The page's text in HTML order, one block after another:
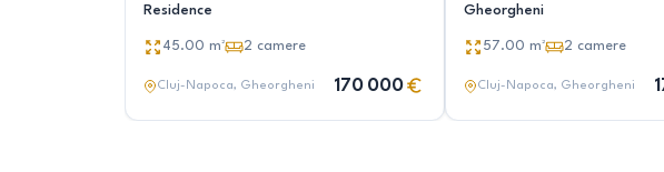
Residence
45.00 m² 2 camere
Cluj-Napoca, Gheorgheni 170 000
Gheorgheni
57.00 m² 2 camere
Cluj-Napoca, Gheorgheni